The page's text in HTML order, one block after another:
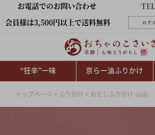
お電話でのお問い合わせ
会員様は3,500円以上で送料無料
ログ
“狂辛”一味 京らー油ふりかけ
トップページ ふりかけ おだしふりかけ-山椒-